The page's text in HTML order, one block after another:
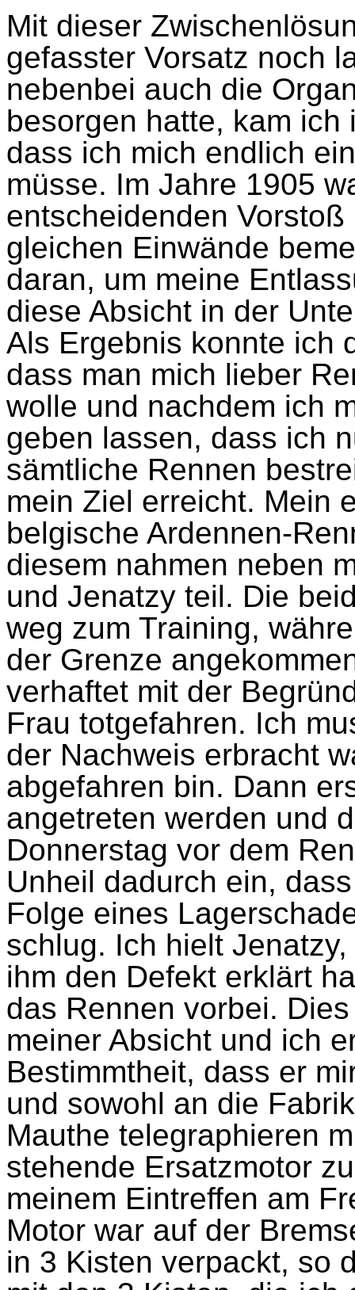
Mit dieser
gefasster Vorsatz noch
nebenbei auch die
besorgen hatte, kam ich
dass ich mich endlich
müsse. Im Jahre 1905
entscheidenden
gleichen Einwände
daran, um meine
diese Absicht in der
Als Ergebnis konnte ich
dass man mich lieber
wolle und nachdem ich
geben lassen, dass ich
sämtliche Rennen
mein Ziel erreicht. Mein
belgische Ardennen-
diesem nahmen neben
und Jenatzy teil. Die
weg zum Training,
der Grenze
verhaftet mit der
Frau totgefahren. Ich
der Nachweis erbracht
abgefahren bin. Dann
angetreten werden und
Donnerstag vor dem
Unheil dadurch ein,
Folge eines
schlug. Ich hielt
ihm den Defekt erklärt
das Rennen vorbei.
meiner Absicht und ich
Bestimmtheit, dass er
und sowohl an die
Mauthe telegraphieren
stehende Ersatzmotor
meinem Eintreffen am
Motor war auf der
in 3 Kisten verpackt, so